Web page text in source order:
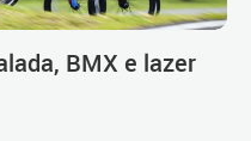
BMX e lazer